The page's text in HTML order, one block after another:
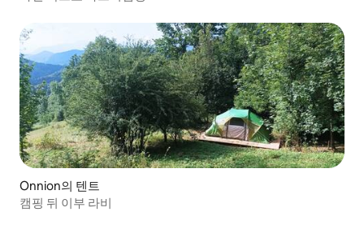
Onnion의 텐트
캠핑 뒤 이부 라비